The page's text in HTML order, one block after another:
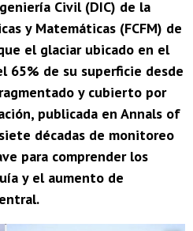
Civil (DIC) de la
y Matemáticas (FCFM) de
el glaciar ubicado en el
65% de su superficie desde
y cubierto por
publicada en Annals of
décadas de monitoreo
para comprender los
y el aumento de